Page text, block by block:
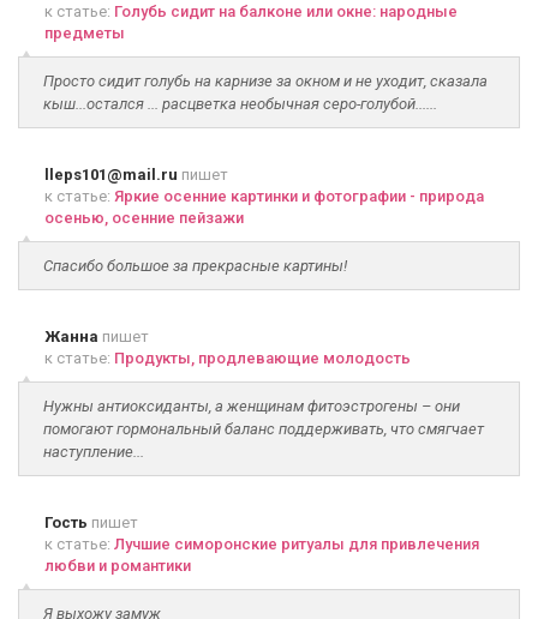
к статье: Голубь сидит на балконе или окне: народные
предметы
Просто сидит голубь на карнизе за окном и не уходит, сказала
кыш...остался ... расцветка необычная серо-голубой......
lleps101@mail.ru пишет
к статье: Яркие осенние картинки и фотографии - природа
осенью, осенние пейзажи
Спасибо большое за прекрасные картины!
Жанна пишет
к статье: Продукты, продлевающие молодость
Нужны антиоксиданты, а женщинам фитоэстрогены – они
помогают гормональный баланс поддерживать, что смягчает
наступление...
Гость пишет
к статье: Лучшие симоронские ритуалы для привлечения
любви и романтики
Я выхожу замуж